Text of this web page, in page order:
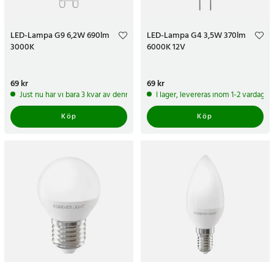
LED-Lampa G9 6,2W 690lm
3000K
Pris:
69 kr
Just nu har vi bara 3 kvar av denna produkt
Köp
LED-Lampa G4 3,5W 370lm
6000K 12V
Pris:
69 kr
I lager, levereras inom 1-2 vardagar
Köp